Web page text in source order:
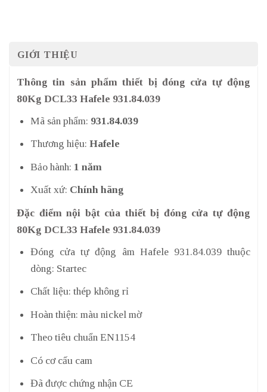
GIỚI THIỆU
Thông tin sản phẩm thiết bị đóng cửa tự động
80Kg DCL33 Hafele 931.84.039
Mã sản phẩm: 931.84.039
Thương hiệu: Hafele
Bảo hành: 1 năm
Xuất xứ: Chính hãng
Đặc điểm nội bật của thiết bị đóng cửa tự động
80Kg DCL33 Hafele 931.84.039
Đóng cửa tự động âm Hafele 931.84.039 thuộc
dòng: Startec
Chất liệu: thép không rỉ
Hoàn thiện: màu nickel mờ
Theo tiêu chuẩn EN1154
Có cơ cấu cam
Đã được chứng nhận CE